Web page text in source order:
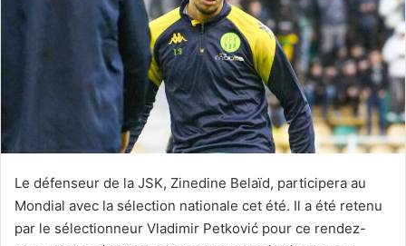
Le défenseur de la JSK, Zinedine Belaïd, participera au
Mondial avec la sélection nationale cet été. Il a été retenu
par le sélectionneur Vladimir Petković pour ce rendez-